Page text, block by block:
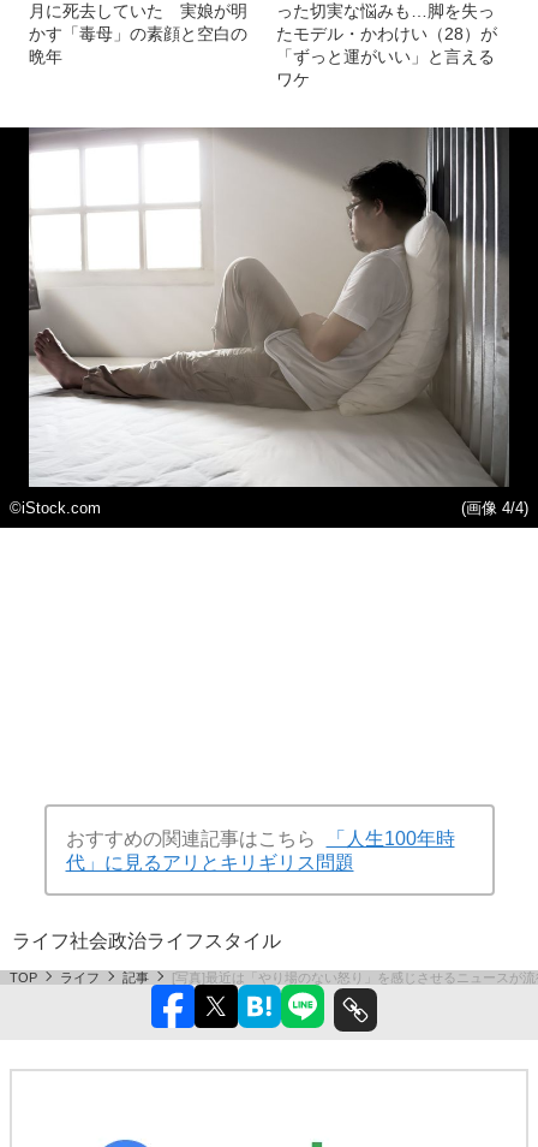
月に死去していた 実娘が明
かす「毒母」の素顔と空白の
晩年
った切実な悩みも…脚を失っ
たモデル・かわけい（28）が
「ずっと運がいい」と言える
ワケ
©iStock.com (画像 4/4)
おすすめの関連記事はこちら
「人生100年時
代」に見るアリとキリギリス問題
ライフ社会政治ライフスタイル
TOP ライフ 記事 [写真]最近は「やり場のない怒り」を感じさせるニュースが